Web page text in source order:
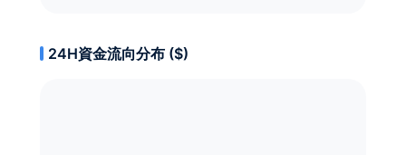
24H資金流向分布 ($)